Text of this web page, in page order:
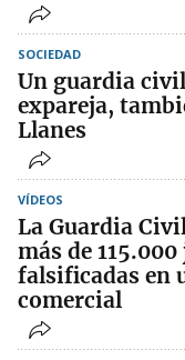
SOCIEDAD
Un guardia
expareja,
Llanes
VÍDEOS
La Guardia
más de
falsificadas en
comercial